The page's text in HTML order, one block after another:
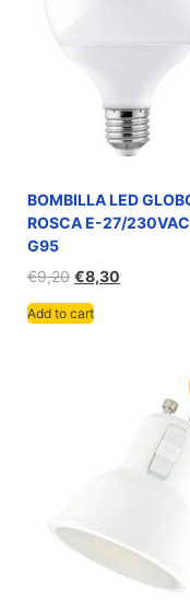
BOMBILLA LED
ROSCA E-27/230VAC
G95
€9,20 €8,30
Add to cart